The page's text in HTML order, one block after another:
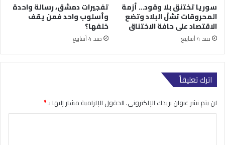
سوريا تختنق بلا وقود… أزمة
المحروقات تشلّ البلاد وتضع
الاقتصاد على حافة الاختناق
منذ 4 أسابيع
تفجيرات دمشق، رسالة واحدة
وأسلوب واحد فمن يقف
خلفها؟
منذ 4 أسابيع
اترك تعليقاً
لن يتم نشر عنوان بريدك الإلكتروني.الحقول الإلزامية مشار إليها بـ*